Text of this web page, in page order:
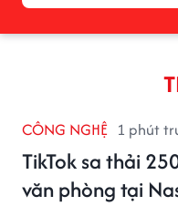
CÔNG NGHỆ 1 phút
TikTok sa thải
văn phòng tại